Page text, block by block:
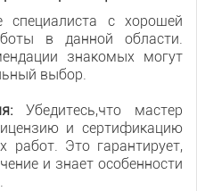
специалиста с хорошей
в данной области.
знакомых могут
выбор.
Убедитесь,что мастер
и сертификацию
работ. Это гарантирует,
и знает особенности